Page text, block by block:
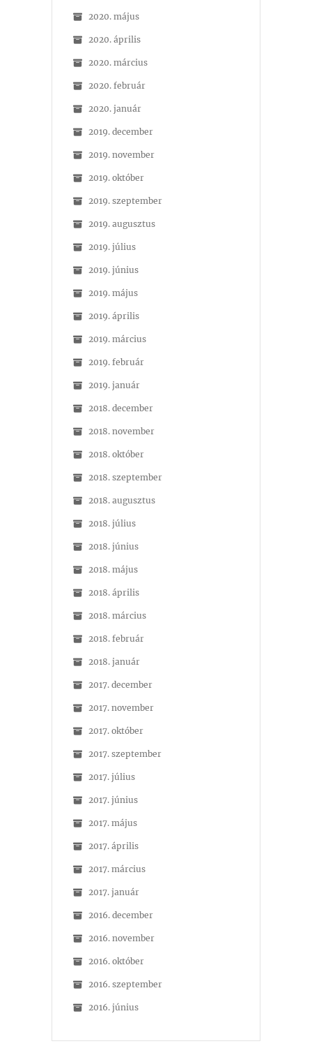
2020. május
2020. április
2020. március
2020. február
2020. január
2019. december
2019. november
2019. október
2019. szeptember
2019. augusztus
2019. július
2019. június
2019. május
2019. április
2019. március
2019. február
2019. január
2018. december
2018. november
2018. október
2018. szeptember
2018. augusztus
2018. július
2018. június
2018. május
2018. április
2018. március
2018. február
2018. január
2017. december
2017. november
2017. október
2017. szeptember
2017. július
2017. június
2017. május
2017. április
2017. március
2017. január
2016. december
2016. november
2016. október
2016. szeptember
2016. június